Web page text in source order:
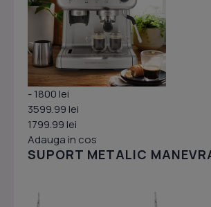
- 1800 lei
3599.99 lei
1799.99 lei
Adauga in cos
SUPORT METALIC